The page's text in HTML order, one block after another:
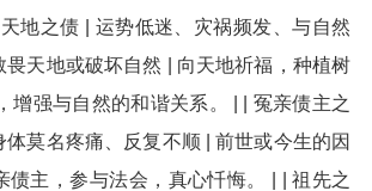
地之债 | 运势低迷、灾祸频发、与自然
畏天地或破坏自然 | 向天地祈福，种植树
增强与自然的和谐关系。 | | 冤亲债主之
体莫名疼痛、反复不顺 | 前世或今生的因
债主，参与法会，真心忏悔。 | | 祖先之